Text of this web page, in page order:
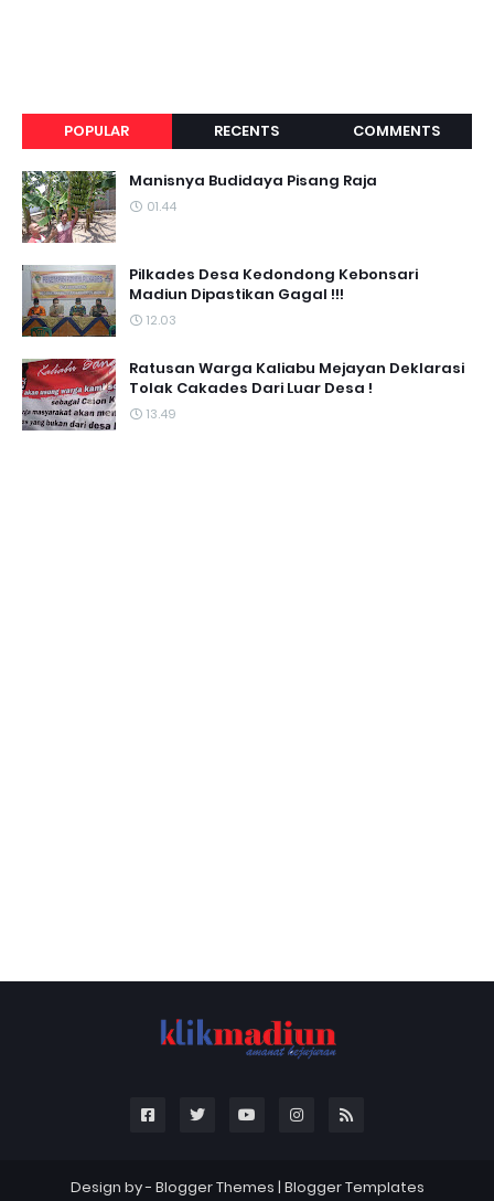
POPULAR RECENTS COMMENTS
Manisnya Budidaya Pisang Raja
01.44
Pilkades Desa Kedondong Kebonsari
Madiun Dipastikan Gagal !!!
12.03
Ratusan Warga Kaliabu Mejayan Deklarasi
Tolak Cakades Dari Luar Desa !
13.49
Design by - Blogger Themes | Blogger Templates